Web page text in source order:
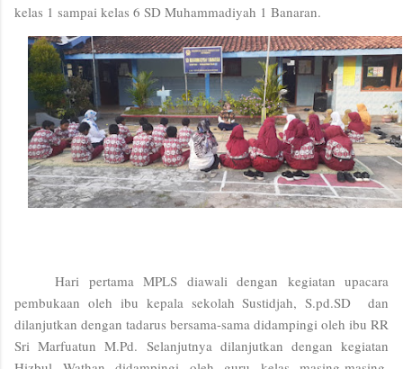
kelas 1 sampai kelas 6 SD Muhammadiyah 1 Banaran.
Hari pertama MPLS diawali dengan kegiatan upacara
pembukaan oleh ibu kepala sekolah Sustidjah, S.pd.SD dan
dilanjutkan dengan tadarus bersama-sama didampingi oleh ibu RR
Sri Marfuatun M.Pd. Selanjutnya dilanjutkan dengan kegiatan